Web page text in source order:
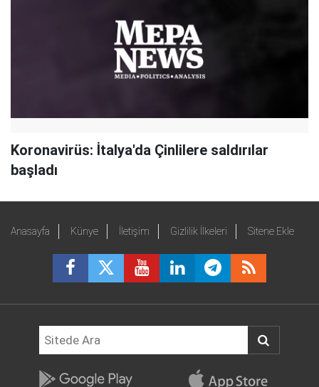
Koronavirüs: İtalya'da Çinlilere saldırılar
başladı
Anasayfa Künye İletişim Gizlilik İlkeleri Sitene Ekle